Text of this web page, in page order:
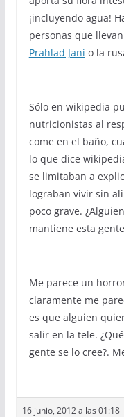
¡incluyendo agua!
personas que
Prahlad Jani o la
Sólo en wikipedia
nutricionistas al
come en el baño,
lo que dice
se limitaban a
lograban vivir sin
poco grave.
mantiene esta
Me parece un
claramente me
es que alguien
salir en la tele.
gente se lo cree?.
16 junio, 2012 a las 01:18